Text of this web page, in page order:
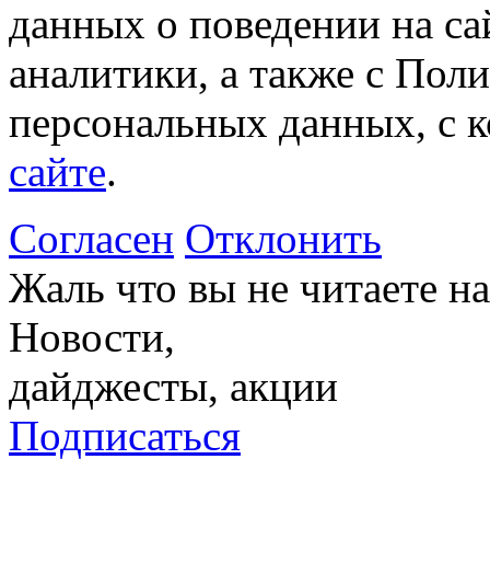
данных о поведении на
аналитики, а также с
персональных данных, с
сайте.
Согласен Отклонить
Жаль что вы не читаете
Новости,
дайджесты, акции
Подписаться